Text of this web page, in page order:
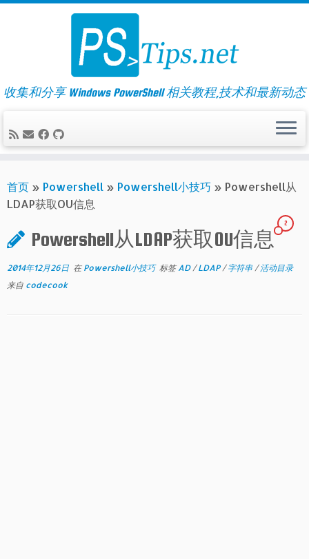
Skip
收集和分享 Windows PowerShell 相关教程,技术和最新动态
首页 » Powershell » Powershell小技巧 » Powershell从
LDAP获取OU信息
Powershell从LDAP获取OU信息
2
2014年12月26日 在 Powershell小技巧 标签AD/LDAP/字符串 /活动目录
来自 codecook